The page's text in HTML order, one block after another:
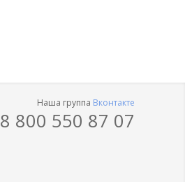
Наша группа Вконтакте
8 800 550 87 07